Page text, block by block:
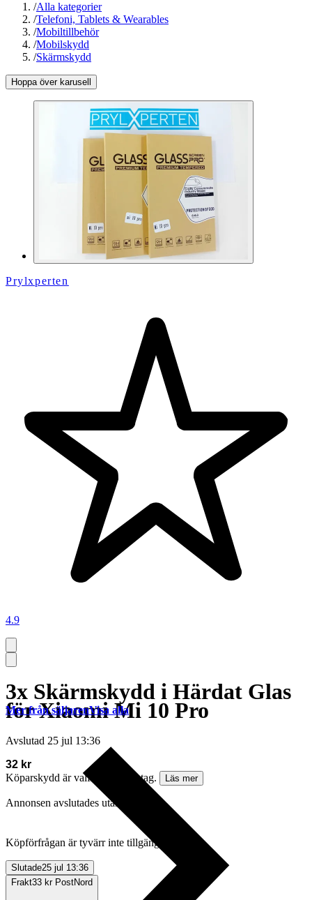
/Alla kategorier
/Telefoni, Tablets & Wearables
/Mobiltillbehör
/Mobilskydd
/Skärmskydd
Hoppa över karusell
Prylxperten
4.9
3x Skärmskydd i Härdat Glas
för Xiaomi Mi 10 Pro
Avslutad 25 jul 13:36
32 kr
Köparskydd är valfritt hos företag.
Läs mer
Annonsen avslutades utan köp
Köpförfrågan är tyvärr inte tillgänglig.
Slutade25 jul 13:36
Frakt33 kr PostNord
Mer från säljarenVisa alla